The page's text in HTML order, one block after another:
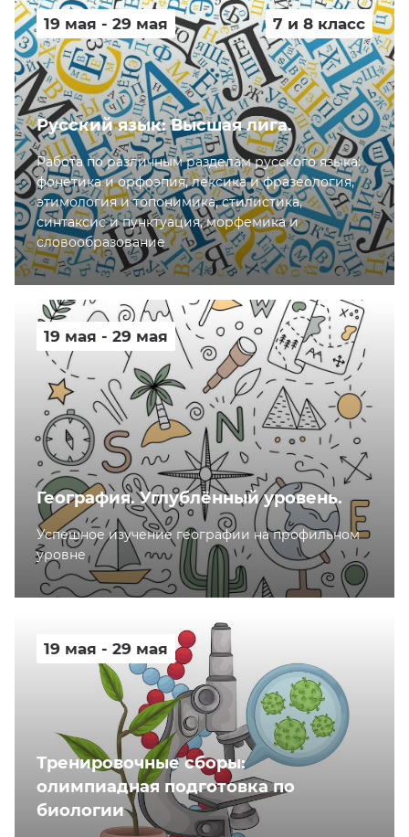
19 мая - 29 мая 7 и 8 класс
Русский язык: Высшая лига.
Работа по различным разделам русского языка:
фонетика и орфоэпия, лексика и фразеология,
этимология и топонимика, стилистика,
синтаксис и пунктуация, морфемика и
словообразование
19 мая - 29 мая
География. Углублённый уровень.
Успешное изучение географии на профильном
уровне
19 мая - 29 мая
Тренировочные сборы:
олимпиадная подготовка по
биологии